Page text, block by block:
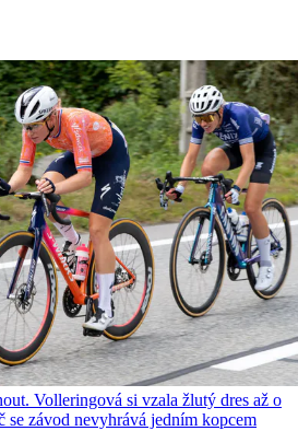
Volleringová si vzala žlutý dres až o
se závod nevyhrává jedním kopcem